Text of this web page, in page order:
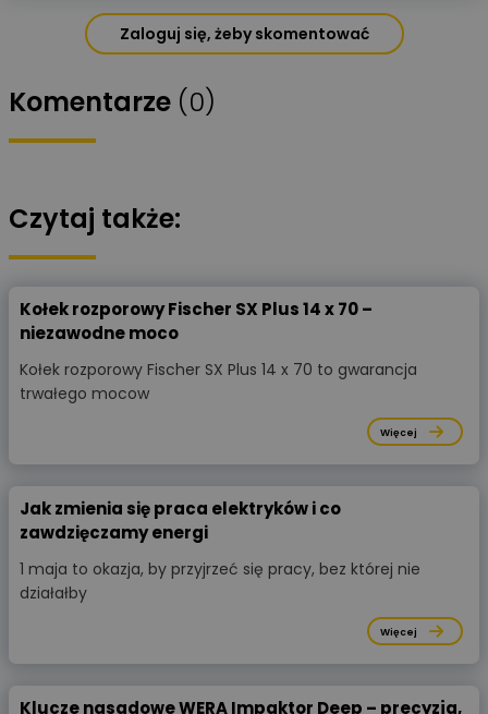
Zaloguj się, żeby skomentować
Komentarze (0)
Czytaj także:
Kołek rozporowy Fischer SX Plus 14 x 70 –
niezawodne moco
Kołek rozporowy Fischer SX Plus 14 x 70 to gwarancja
trwałego mocow
Więcej
Jak zmienia się praca elektryków i co
zawdzięczamy energi
1 maja to okazja, by przyjrzeć się pracy, bez której nie
działałby
Więcej
Klucze nasadowe WERA Impaktor Deep – precyzja,